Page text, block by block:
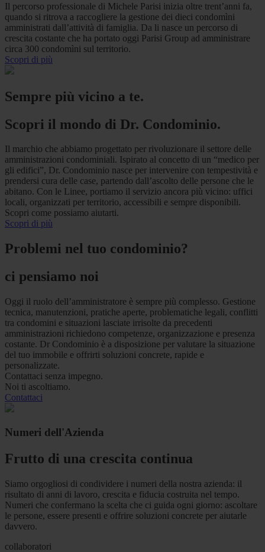
Il percorso professionale di Michele Parisi inizia oltre trent’anni fa,
quando si ritrova a raccogliere la gestione dei dieci condomìni
amministrati dall’attività di famiglia. Da li nasce un percorso di
crescita costante che ha portato oggi Parisi Group ad amministrare
circa 300 condomìni sul territorio.
Scopri di più
Sempre più vicino a te.
Scopri il mondo di Dr. Condominio.
Il marchio che abbiamo progettato per rivoluzionare il settore delle
amministrazioni condominiali. Ispirato al concetto di un “medico per
gli edifici”, Dr. Condominio nasce per intervenire con tempestività e
prendersi cura delle case, partendo dall’ascolto delle persone che le
abitano. Con le Linee, portiamo il servizio ancora più vicino: uffici
locali, organizzati per territorio, accessibili e sempre disponibili.
Scopri come possiamo aiutarti.
Scopri di più
Problemi nel tuo condominio?
ci pensiamo noi
Oggi il ruolo dell’amministratore è sempre più complesso. Gestione
tecnica, manutenzioni, pratiche aperte, problematiche legali, conflitti
tra condomini e situazioni lasciate irrisolte da precedenti
amministrazioni richiedono competenze, organizzazione e presenza
costante. Dr Condominio è a disposizione per valutare la situazione
del tuo immobile e offrirti soluzioni concrete, rapide e
personalizzate.
Contattaci senza impegno.
Noi ti ascoltiamo.
Contattaci
Numeri dell'Azienda
Frutto di una crescita continua
Siamo orgogliosi di condividere i numeri della nostra azienda: il
risultato di anni di lavoro, crescita e fiducia costruita nel tempo.
Numeri che confermano la scelta che ci guida ogni giorno: ascoltare
le persone, essere presenti e offrire soluzioni concrete per aiutarle
davvero.
collaboratori